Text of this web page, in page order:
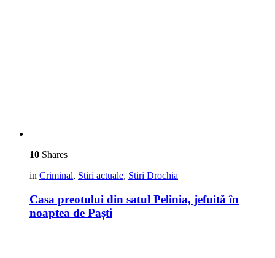
10 Shares
in Criminal, Stiri actuale, Stiri Drochia
Casa preotului din satul Pelinia, jefuită în
noaptea de Paști